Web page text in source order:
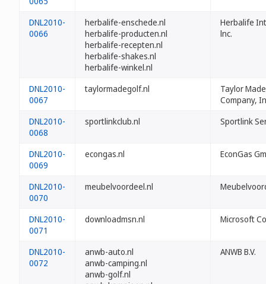
DNL2010-
0066
herbalife-enschede.nl
herbalife-producten.nl
herbalife-recepten.nl
herbalife-shakes.nl
herbalife-winkel.nl
Herbalife
lnc.
DNL2010-
0067
taylormadegolf.nl
Taylor
Company,
DNL2010-
0068
sportlinkclub.nl Sportlink
DNL2010-
0069
econgas.nl EconGas
DNL2010-
0070
meubelvoordeel.nl
DNL2010-
0071
downloadmsn.nl Microsoft
DNL2010-
0072
anwb-auto.nl
anwb-camping.nl
anwb-golf.nl
ANWB B.V.